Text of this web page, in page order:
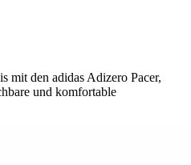
mit den adidas Adizero Pacer,
und komfortable